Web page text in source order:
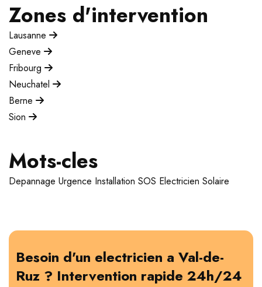
Zones d'intervention
Lausanne
Geneve
Fribourg
Neuchatel
Berne
Sion
Mots-cles
Depannage Urgence Installation SOS Electricien Solaire
Besoin d'un electricien a Val-de-
Ruz ? Intervention rapide 24h/24